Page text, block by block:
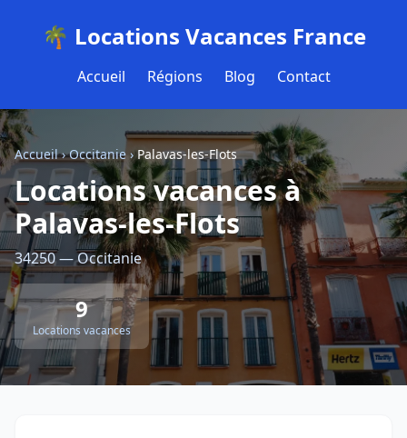
🌴 Locations Vacances France
Accueil Régions Blog Contact
Accueil›Occitanie›Palavas-les-Flots
Locations vacances à
Palavas-les-Flots
34250 — Occitanie
9
Locations vacances